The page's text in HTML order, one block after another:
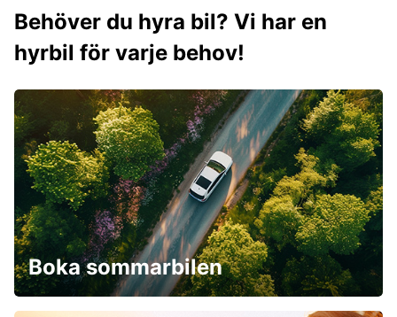
Behöver du hyra bil? Vi har en
hyrbil för varje behov!
Boka sommarbilen